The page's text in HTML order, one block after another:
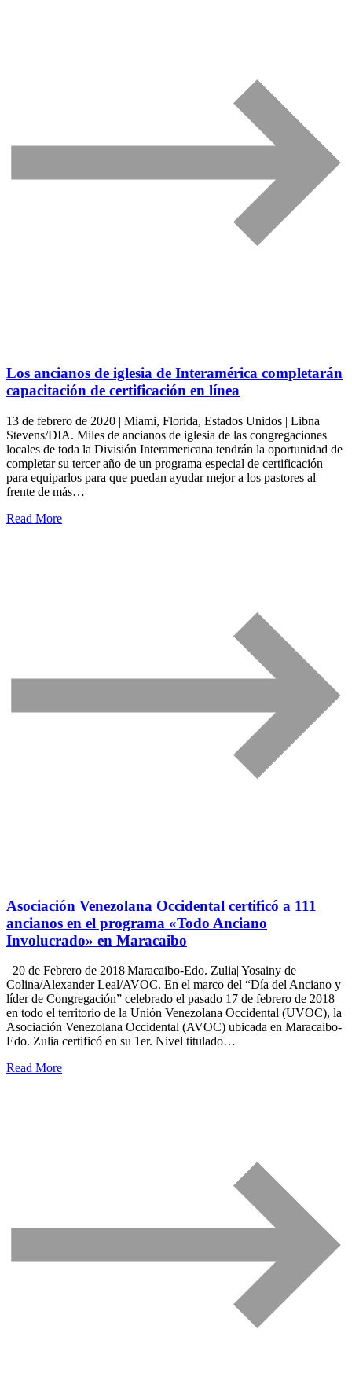
Los ancianos de iglesia de Interamérica completarán
capacitación de certificación en línea
13 de febrero de 2020 | Miami, Florida, Estados Unidos | Libna
Stevens/DIA. Miles de ancianos de iglesia de las congregaciones
locales de toda la División Interamericana tendrán la oportunidad de
completar su tercer año de un programa especial de certificación
para equiparlos para que puedan ayudar mejor a los pastores al
frente de más…
Read More
Asociación Venezolana Occidental certificó a 111
ancianos en el programa «Todo Anciano
Involucrado» en Maracaibo
20 de Febrero de 2018|Maracaibo-Edo. Zulia| Yosainy de
Colina/Alexander Leal/AVOC. En el marco del “Día del Anciano y
líder de Congregación” celebrado el pasado 17 de febrero de 2018
en todo el territorio de la Unión Venezolana Occidental (UVOC), la
Asociación Venezolana Occidental (AVOC) ubicada en Maracaibo-
Edo. Zulia certificó en su 1er. Nivel titulado…
Read More